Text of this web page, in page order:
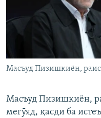
Масъуд Пизишкиён,
Масъуд Пизишкиён,
мегӯяд, қасди ба